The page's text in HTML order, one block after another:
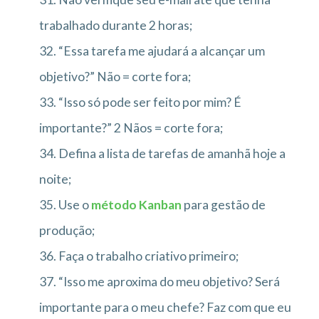
trabalhado durante 2 horas;
32. “Essa tarefa me ajudará a alcançar um
objetivo?” Não = corte fora;
33. “Isso só pode ser feito por mim? É
importante?” 2 Nãos = corte fora;
34. Defina a lista de tarefas de amanhã hoje a
noite;
35. Use ométodo Kanban para gestão de
produção;
36. Faça o trabalho criativo primeiro;
37. “Isso me aproxima do meu objetivo? Será
importante para o meu chefe? Faz com que eu